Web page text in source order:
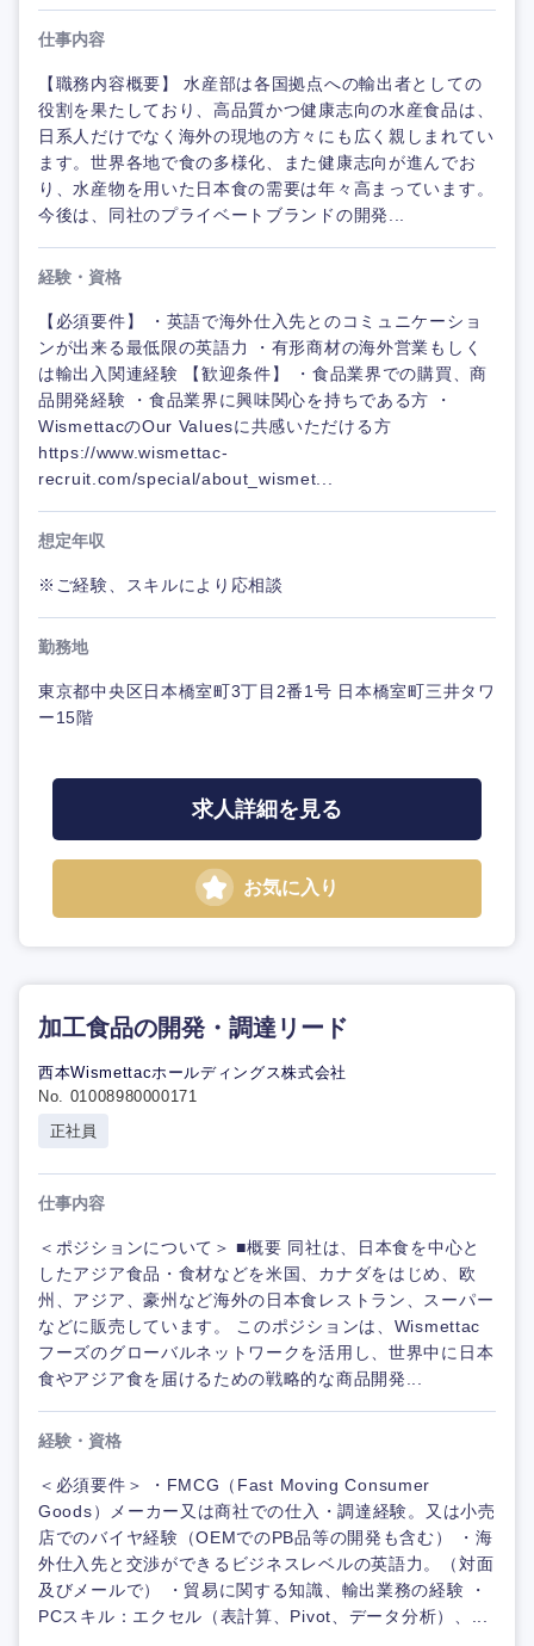
仕事内容
【職務内容概要】 水産部は各国拠点への輸出者としての
役割を果たしており、高品質かつ健康志向の水産食品は、
日系人だけでなく海外の現地の方々にも広く親しまれてい
ます。世界各地で食の多様化、また健康志向が進んでお
り、水産物を用いた日本食の需要は年々高まっています。
今後は、同社のプライベートブランドの開発...
経験・資格
【必須要件】 ・英語で海外仕入先とのコミュニケーショ
ンが出来る最低限の英語力 ・有形商材の海外営業もしく
は輸出入関連経験 【歓迎条件】 ・食品業界での購買、商
品開発経験 ・食品業界に興味関心を持ちである方 ・
WismettacのOur Valuesに共感いただける方
https://www.wismettac-
recruit.com/special/about_wismet...
想定年収
※ご経験、スキルにより応相談
勤務地
東京都中央区日本橋室町3丁目2番1号 日本橋室町三井タワ
ー15階
求人詳細を見る
お気に入り
加工食品の開発・調達リード
西本Wismettacホールディングス株式会社
No. 01008980000171
正社員
仕事内容
＜ポジションについて＞ ■概要 同社は、日本食を中心と
したアジア食品・食材などを米国、カナダをはじめ、欧
州、アジア、豪州など海外の日本食レストラン、スーパー
などに販売しています。 このポジションは、Wismettac
フーズのグローバルネットワークを活用し、世界中に日本
食やアジア食を届けるための戦略的な商品開発...
経験・資格
＜必須要件＞ ・FMCG（Fast Moving Consumer
Goods）メーカー又は商社での仕入・調達経験。又は小売
店でのバイヤ経験（OEMでのPB品等の開発も含む） ・海
外仕入先と交渉ができるビジネスレベルの英語力。（対面
及びメールで） ・貿易に関する知識、輸出業務の経験 ・
PCスキル：エクセル（表計算、Pivot、データ分析）、...